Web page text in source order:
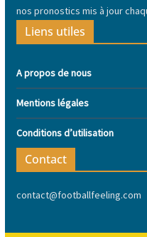
nos pronostics mis à jour
Liens utiles
A propos de nous
Mentions légales
Conditions d’utilisation
Contact
contact@footballfeeling.com